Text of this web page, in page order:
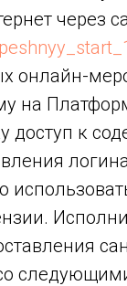
через
онлайн-
на
доступ к